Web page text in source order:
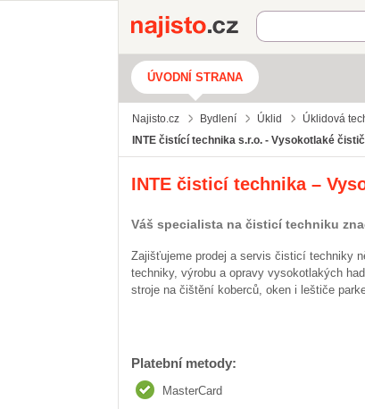
Najisto.cz
ÚVODNÍ STRANA
Najisto.cz Bydlení Úklid
Úklidová
INTE čistící technika s.r.o. - Vysokotlaké
INTE čisticí technika –
Váš specialista na čisticí techniku
Zajišťujeme prodej a servis čisticí techniky
techniky, výrobu a opravy vysokotlakých
stroje na čištění koberců, oken i leštiče
Platební metody:
MasterCard